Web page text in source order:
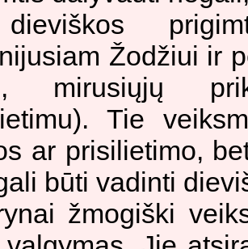
Žodžiui ir
mirusiųjų
Tie
ar prisilietimo,
būti vadinti
žmogiški